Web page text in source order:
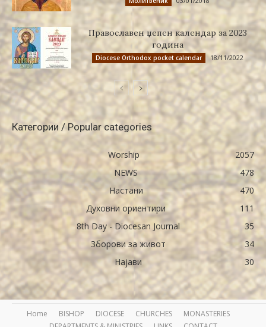
Православен џепен календар за 2023
година
Diocese Orthodox pocket calendar 18/11/2022
Категории / Popular categories
Worship
2057
NEWS
478
Настани
470
Духовни ориентири
111
8th Day - Diocesan Journal
35
Зборови за живот
34
Најави
30
Home BISHOP DIOCESE CHURCHES
MONASTERIES